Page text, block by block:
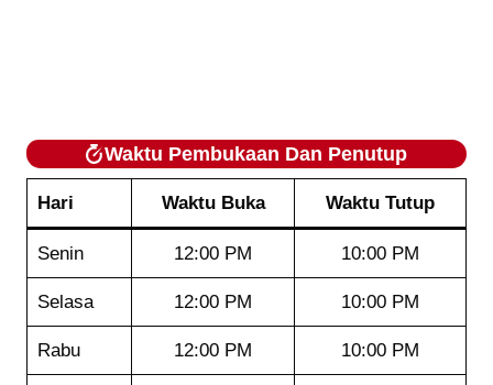
Waktu Pembukaan Dan Penutup
Hari Waktu Buka Waktu Tutup
Senin 12:00 PM 10:00 PM
Selasa 12:00 PM 10:00 PM
Rabu 12:00 PM 10:00 PM